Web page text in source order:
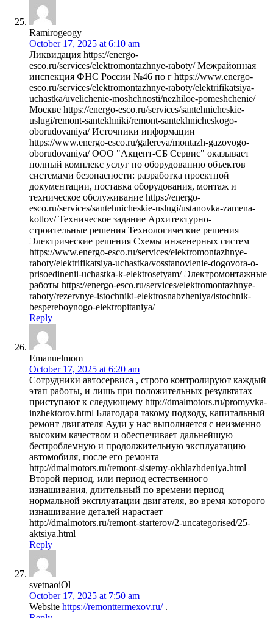
Ramirogeogy
October 17, 2025 at 6:10 am
Ликвидация https://energo-
esco.ru/services/elektromontazhnye-raboty/ Межрайонная
инспекция ФНС России №46 по г https://www.energo-
esco.ru/services/elektromontazhnye-raboty/elektrifikatsiya-
uchastka/uvelichenie-moshchnosti/nezhiloe-pomeshchenie/
Москве https://energo-esco.ru/services/santehnicheskie-
uslugi/remont-santekhniki/remont-santekhnicheskogo-
oborudovaniya/ Источники информации
https://www.energo-esco.ru/galereya/montazh-gazovogo-
oborudovaniya/ ООО "Акцент-СБ Сервис" оказывает
полный комплекс услуг по оборудованию объектов
системами безопасности: разработка проектной
документации, поставка оборудования, монтаж и
техническое обслуживание https://energo-
esco.ru/services/santehnicheskie-uslugi/ustanovka-zamena-
kotlov/ Техническое задание Архитектурно-
строительные решения Технологические решения
Электрические решения Схемы инженерных систем
https://www.energo-esco.ru/services/elektromontazhnye-
raboty/elektrifikatsiya-uchastka/vosstanovlenie-dogovora-o-
prisoedinenii-uchastka-k-elektrosetyam/ Электромонтажные
работы https://energo-esco.ru/services/elektromontazhnye-
raboty/rezervnye-istochniki-elektrosnabzheniya/istochnik-
bespereboynogo-elektropitaniya/
Reply
Emanuelmom
October 17, 2025 at 6:20 am
Сотрудники автосервиса , строго контролируют каждый
этап работы, и лишь при положительных результатах
приступают к следующему http://dmalmotors.ru/promyvka-
inzhektorov.html Благодаря такому подходу, капитальный
ремонт двигателя Ауди у нас выполняется с неизменно
высоким качеством и обеспечивает дальнейшую
беспроблемную и продолжительную эксплуатацию
автомобиля, после его ремонта
http://dmalmotors.ru/remont-sistemy-okhlazhdeniya.html
Второй период, или период естественного
изнашивания, длительный по времени период
нормальной эксплуатации двигателя, во время которого
изнашивание деталей нарастает
http://dmalmotors.ru/remont-starterov/2-uncategorised/25-
aktsiya.html
Reply
svetnaoiOl
October 17, 2025 at 7:50 am
Website https://remonttermexov.ru/.